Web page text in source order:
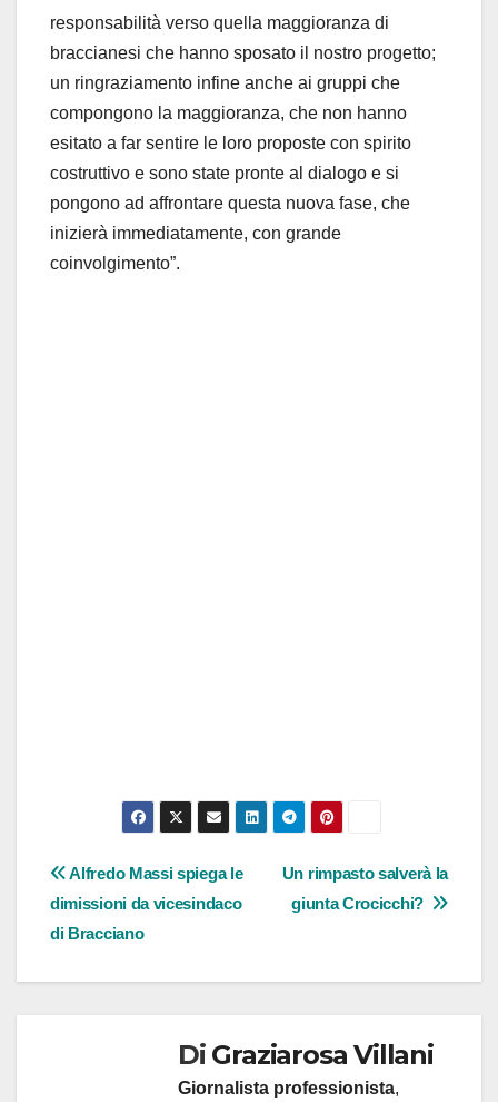
responsabilità verso quella maggioranza di
braccianesi che hanno sposato il nostro progetto;
un ringraziamento infine anche ai gruppi che
compongono la maggioranza, che non hanno
esitato a far sentire le loro proposte con spirito
costruttivo e sono state pronte al dialogo e si
pongono ad affrontare questa nuova fase, che
inizierà immediatamente, con grande
coinvolgimento”.
Navigazione
articoli
Un rimpasto salverà la
giunta Crocicchi?
Alfredo Massi spiega le
dimissioni da vicesindaco
di Bracciano
Di Graziarosa Villani
Giornalista professionista,